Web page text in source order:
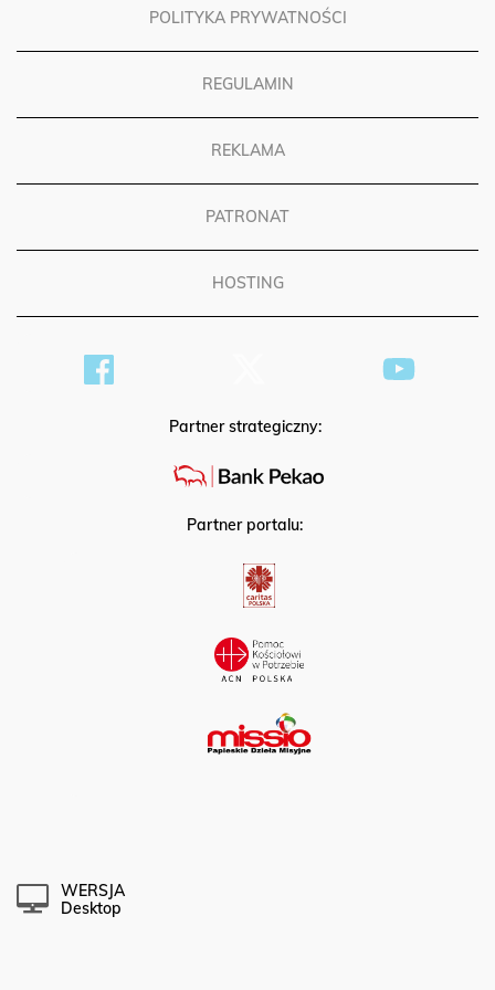
POLITYKA PRYWATNOŚCI
REGULAMIN
REKLAMA
PATRONAT
HOSTING
Partner strategiczny:
Partner portalu:
WERSJA
Desktop